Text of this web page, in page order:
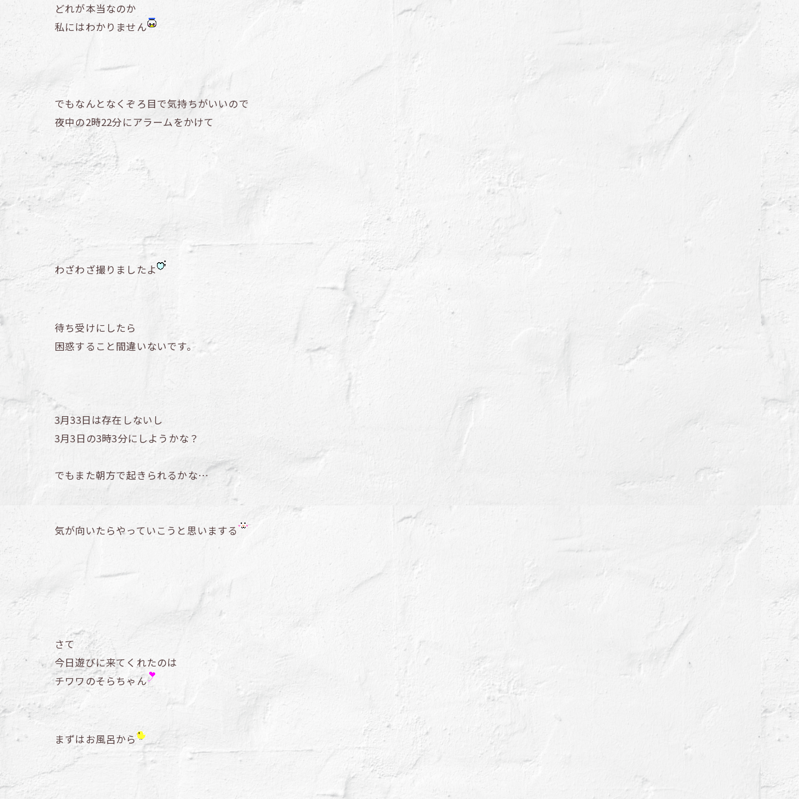
どれが本当なのか
私にはわかりません
でもなんとなくぞろ目で気持ちがいいので
夜中の2時22分にアラームをかけて
わざわざ撮りましたよ
待ち受けにしたら
困惑すること間違いないです。
3月33日は存在しないし
3月3日の3時3分にしようかな？
でもまた朝方で起きられるかな…
気が向いたらやっていこうと思いまする
さて
今日遊びに来てくれたのは
チワワのそらちゃん
まずはお風呂から